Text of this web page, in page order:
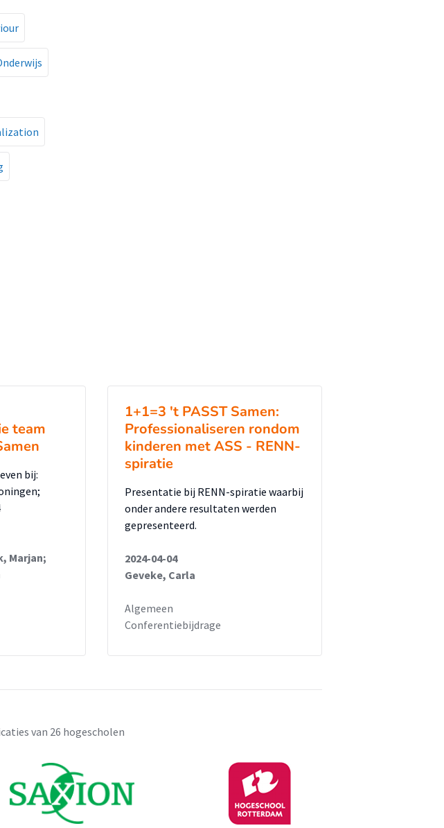
team
bij:
Marjan;
1+1=3 't PASST Samen:
Professionaliseren rondom
kinderen met ASS - RENN-
spiratie
Presentatie bij RENN-spiratie waarbij
onder andere resultaten werden
gepresenteerd.
2024-04-04
Geveke, Carla
Algemeen
Conferentiebijdrage
van 26 hogescholen